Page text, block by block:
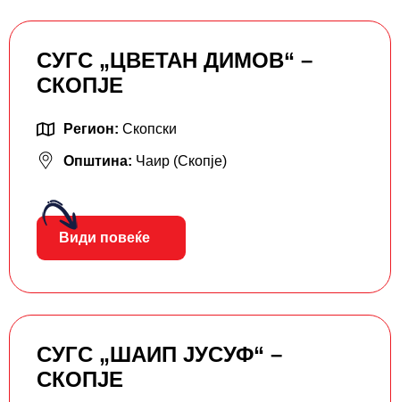
СУГС „ЦВЕТАН ДИМОВ“ –
СКОПЈЕ
Регион: Скопски
Општина: Чаир (Скопје)
Види повеќе
СУГС „ШАИП ЈУСУФ“ –
СКОПЈЕ